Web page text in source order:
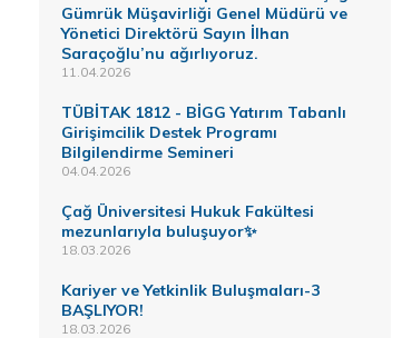
Gümrük Müşavirliği Genel Müdürü ve
Yönetici Direktörü Sayın İlhan
Saraçoğlu’nu ağırlıyoruz.
11.04.2026
TÜBİTAK 1812 - BİGG Yatırım Tabanlı
Girişimcilik Destek Programı
Bilgilendirme Semineri
04.04.2026
Çağ Üniversitesi Hukuk Fakültesi
mezunlarıyla buluşuyor✨
18.03.2026
Kariyer ve Yetkinlik Buluşmaları-3
BAŞLIYOR!
18.03.2026